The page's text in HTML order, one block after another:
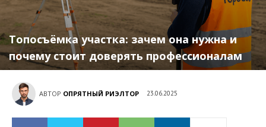
Топосъёмка участка: зачем она нужна и
почему стоит доверять профессионалам
АВТОР ОПРЯТНЫЙ РИЭЛТОР 23.06.2025